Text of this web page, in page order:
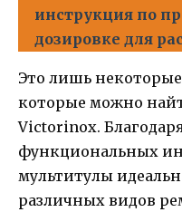
инструкция по
дозировке для
Это лишь
которые можно
Victorinox.
функциональных
мультитулы
различных видов